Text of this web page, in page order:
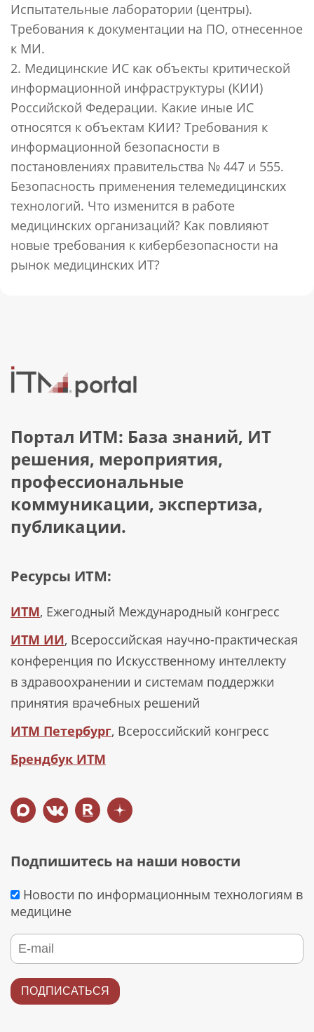
Испытательные лаборатории (центры).
Требования к документации на ПО, отнесенное
к МИ.
2. Медицинские ИС как объекты критической
информационной инфраструктуры (КИИ)
Российской Федерации. Какие иные ИС
относятся к объектам КИИ? Требования к
информационной безопасности в
постановлениях правительства № 447 и 555.
Безопасность применения телемедицинских
технологий. Что изменится в работе
медицинских организаций? Как повлияют
новые требования к кибербезопасности на
рынок медицинских ИТ?
Портал ИТМ: База знаний, ИТ
решения, мероприятия,
профессиональные
коммуникации, экспертиза,
публикации.
Ресурсы ИТМ:
ИТМ, Ежегодный Международный конгресс
ИТМ ИИ, Всероссийская научно-практическая
конференция по Искусственному интеллекту
в здравоохранении и системам поддержки
принятия врачебных решений
ИТМ Петербург, Всероссийский конгресс
Брендбук ИТМ
Подпишитесь на наши новости
Новости по информационным технологиям в
медицине